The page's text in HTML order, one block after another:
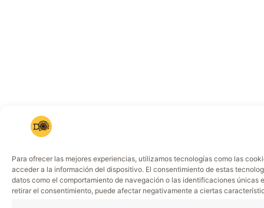
Para ofrecer las mejores experiencias, utilizamos tecnologías como las
acceder a la información del dispositivo. El consentimiento de estas
datos como el comportamiento de navegación o las identificaciones únicas
retirar el consentimiento, puede afectar negativamente a ciertas